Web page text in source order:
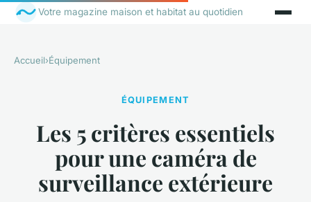
Votre magazine maison et habitat au quotidien
Accueil›Équipement
ÉQUIPEMENT
Les 5 critères essentiels
pour une caméra de
surveillance extérieure